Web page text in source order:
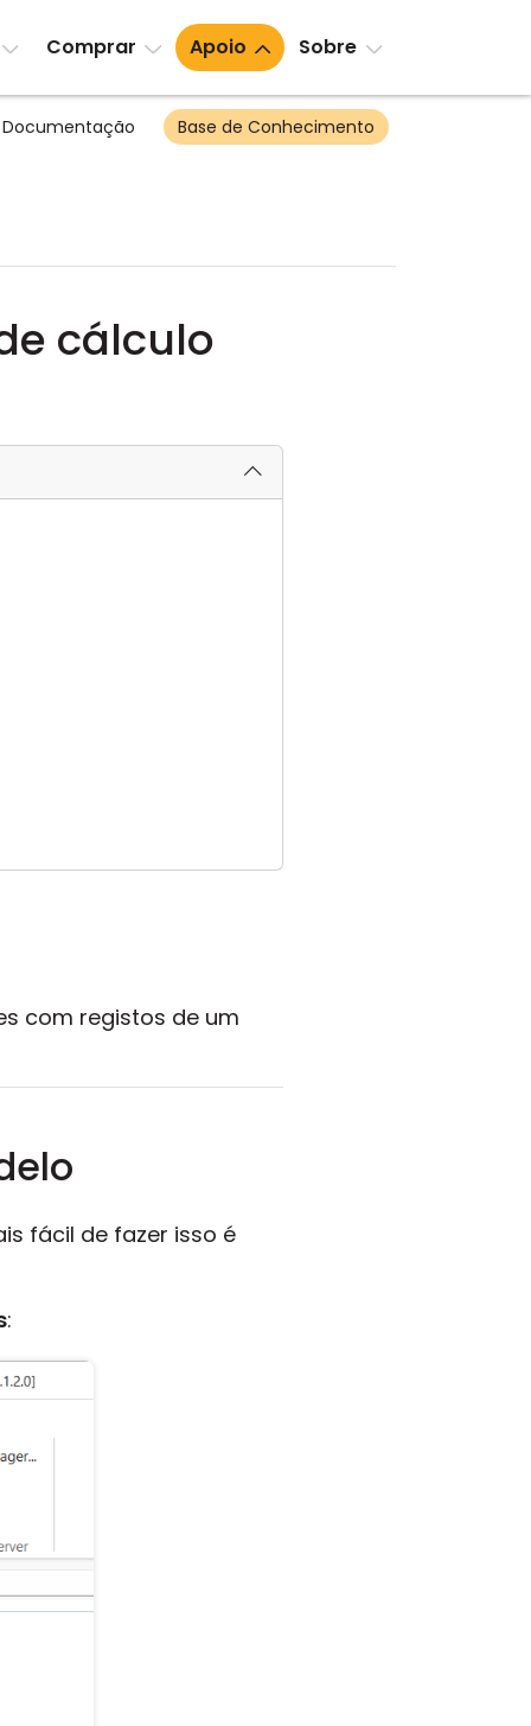
Comprar Apoio Sobre
Documentação Base de Conhecimento
cálculo
com registos de um
fácil de fazer isso é
: